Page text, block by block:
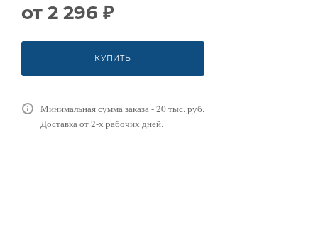
от 2 296 ₽
КУПИТЬ
Минимальная сумма заказа - 20 тыс. руб.
Доставка от 2-х рабочих дней.